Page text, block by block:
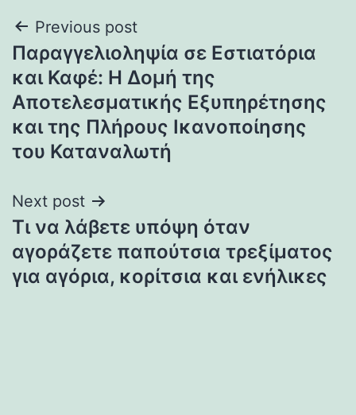
Post
navigation
Previous post
Παραγγελιοληψία σε Εστιατόρια
και Καφέ: Η Δομή της
Αποτελεσματικής Εξυπηρέτησης
και της Πλήρους Ικανοποίησης
του Καταναλωτή
Next post
Τι να λάβετε υπόψη όταν
αγοράζετε παπούτσια τρεξίματος
για αγόρια, κορίτσια και ενήλικες